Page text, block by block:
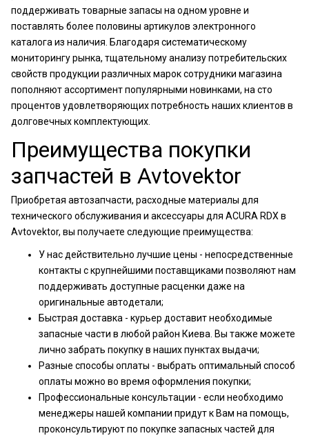
поддерживать товарные запасы на одном уровне и
поставлять более половины артикулов электронного
каталога из наличия. Благодаря систематическому
мониторингу рынка, тщательному анализу потребительских
свойств продукции различных марок сотрудники магазина
пополняют ассортимент популярными новинками, на сто
процентов удовлетворяющих потребность наших клиентов в
долговечных комплектующих.
Преимущества покупки
запчастей в Avtovektor
Приобретая автозапчасти, расходные материалы для
технического обслуживания и аксессуары для ACURA RDX в
Avtovektor, вы получаете следующие преимущества:
У нас действительно лучшие цены - непосредственные
контакты с крупнейшими поставщиками позволяют нам
поддерживать доступные расценки даже на
оригинальные автодетали;
Быстрая доставка - курьер доставит необходимые
запасные части в любой район Киева. Вы также можете
лично забрать покупку в наших пунктах выдачи;
Разные способы оплаты - выбрать оптимальный способ
оплаты можно во время оформления покупки;
Профессиональные консультации - если необходимо
менеджеры нашей компании придут к Вам на помощь,
проконсультируют по покупке запасных частей для